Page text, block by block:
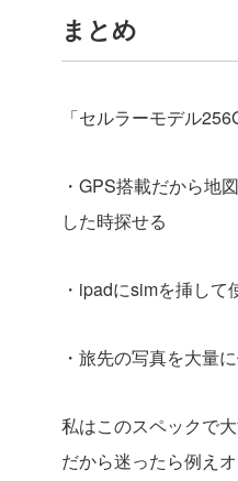
まとめ
「セルラーモデル
・GPS搭載だから地
した時探せる
・ipadにsimを挿して
・旅先の写真を大量
私はこのスペックで大
だから迷ったら例え